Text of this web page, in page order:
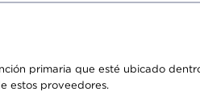
primaria que esté ubicado
estos proveedores.